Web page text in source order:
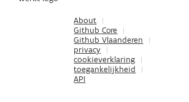
n
i
e
About
Github Core
Github Vlaanderen
privacy
cookieverklaring
toegankelijkheid
API